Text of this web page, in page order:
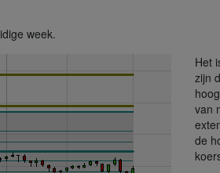
week.
Het
zijn
van
de